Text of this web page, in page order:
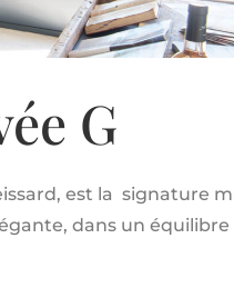
G
est lasignature
dans un